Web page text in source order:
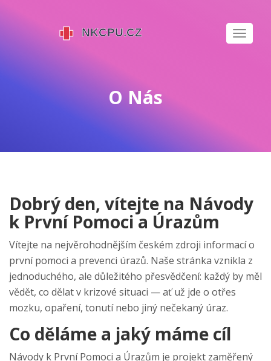
Zobrazit
navigaci
O Nás
Dobrý den, vítejte na Návody
k První Pomoci a Úrazům
Vítejte na nejvěrohodnějším českém zdroji informací o
první pomoci a prevenci úrazů. Naše stránka vznikla z
jednoduchého, ale důležitého přesvědčení: každý by měl
vědět, co dělat v krizové situaci — ať už jde o otřes
mozku, opaření, tonutí nebo jiný nečekaný úraz.
Co děláme a jaký máme cíl
Návody k První Pomoci a Úrazům je projekt zaměřený